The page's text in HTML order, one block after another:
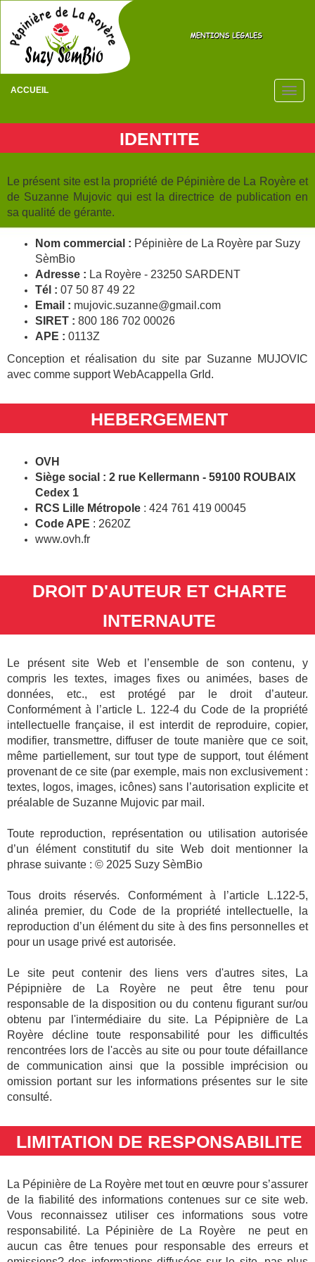
ACCUEIL
IDENTITE
Le présent site est la propriété de Pépinière de La Royère et
de Suzanne Mujovic qui est la directrice de publication en
sa qualité de gérante.
Nom commercial : Pépinière de La Royère par Suzy
SèmBio
Adresse : La Royère - 23250 SARDENT
Tél : 07 50 87 49 22
Email : mujovic.suzanne@gmail.com
SIRET : 800 186 702 00026
APE : 0113Z
Conception et réalisation du site par Suzanne MUJOVIC
avec comme support WebAcappella GrId.
HEBERGEMENT
OVH
Siège social : 2 rue Kellermann - 59100 ROUBAIX
Cedex 1
RCS Lille Métropole : 424 761 419 00045
Code APE : 2620Z
www.ovh.fr
DROIT D'AUTEUR ET CHARTE
INTERNAUTE
Le présent site Web et l’ensemble de son contenu, y
compris les textes, images fixes ou animées, bases de
données, etc., est protégé par le droit d’auteur.
Conformément à l’article L. 122-4 du Code de la propriété
intellectuelle française, il est interdit de reproduire, copier,
modifier, transmettre, diffuser de toute manière que ce soit,
même partiellement, sur tout type de support, tout élément
provenant de ce site (par exemple, mais non exclusivement :
textes, logos, images, icônes) sans l’autorisation explicite et
préalable de Suzanne Mujovic par mail.
Toute reproduction, représentation ou utilisation autorisée
d’un élément constitutif du site Web doit mentionner la
phrase suivante : © 2025 Suzy SèmBio
Tous droits réservés. Conformément à l’article L.122-5,
alinéa premier, du Code de la propriété intellectuelle, la
reproduction d’un élément du site à des fins personnelles et
pour un usage privé est autorisée.
Le site peut contenir des liens vers d'autres sites, La
Pépipnière de La Royère ne peut être tenu pour
responsable de la disposition ou du contenu figurant sur/ou
obtenu par l'intermédiaire du site.
La Pépipnière de La
Royère décline toute responsabilité pour les difficultés
rencontrées lors de l'accès au site ou pour toute défaillance
de communication ainsi que la possible imprécision ou
omission portant sur les informations présentes sur le site
consulté.
LIMITATION DE RESPONSABILITE
La Pépinière de La Royère met tout en œuvre pour s’assurer
de la fiabilité des informations contenues sur ce site web.
Vous reconnaissez utiliser ces informations sous votre
responsabilité. La Pépinière de La Royère ne peut en
aucun cas être tenues pour responsable des erreurs et